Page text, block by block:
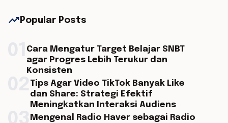
trending_up Popular Posts
Cara Mengatur Target Belajar SNBT
agar Progres Lebih Terukur dan
Konsisten
Tips Agar Video TikTok Banyak Like
dan Share: Strategi Efektif
Meningkatkan Interaksi Audiens
Mengenal Radio Haver sebagai Radio